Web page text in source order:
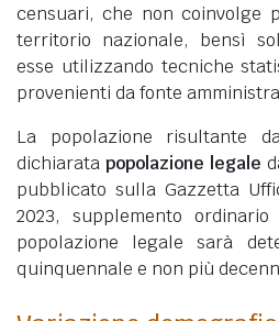
censuari, che non coinvolge
territorio nazionale, bensì
esse utilizzando tecniche
provenienti da fonte
La popolazione risultante
dichiarata popolazione legale
pubblicato sulla Gazzetta
2023, supplemento
popolazione legale sarà
quinquennale e non più